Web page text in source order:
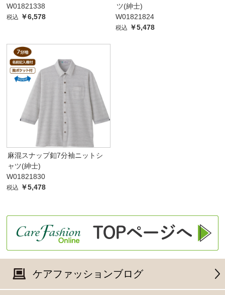
W01821338
税込 ￥6,578
ツ(紳士)
W01821824
税込 ￥5,478
麻混スナップ釦7分袖ニットシ
ャツ(紳士)
W01821830
税込 ￥5,478
ケアファッションブログ